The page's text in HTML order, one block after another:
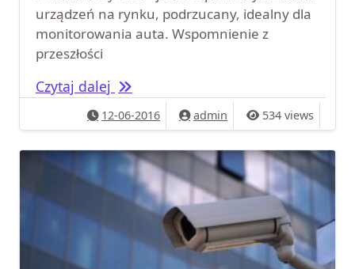
urządzeń na rynku, podrzucany, idealny dla
monitorowania auta. Wspomnienie z
przeszłości
Czytaj dalej Miniaturowy gps – Trax Play
12-06-2016 admin 534 views